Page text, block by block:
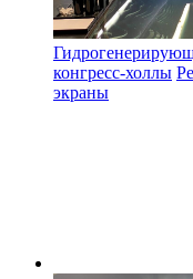
конгресс-холлы
экраны